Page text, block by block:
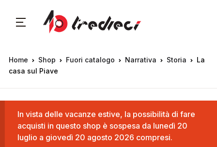
Home Shop Fuori catalogo Narrativa Storia
La
casa sul Piave
In vista delle vacanze estive, la possibilità di fare
acquisti in questo shop è sospesa da lunedì 20
luglio a giovedì 20 agosto 2026 compresi.